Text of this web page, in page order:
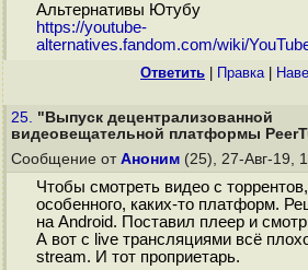
Альтернативы Ютубу
https://youtube-
alternatives.fandom.com/wiki/
Ответить Правка|
25. "Выпуск децентрализованной
видеовещательной платформы
Сообщение от Аноним (25), 27-Авг-19,
Чтобы смотреть видео с
особенного, каких-то платформ.
на Android. Поставил плеер и
А вот с live трансляциями всё
stream. И тот проприетарь.